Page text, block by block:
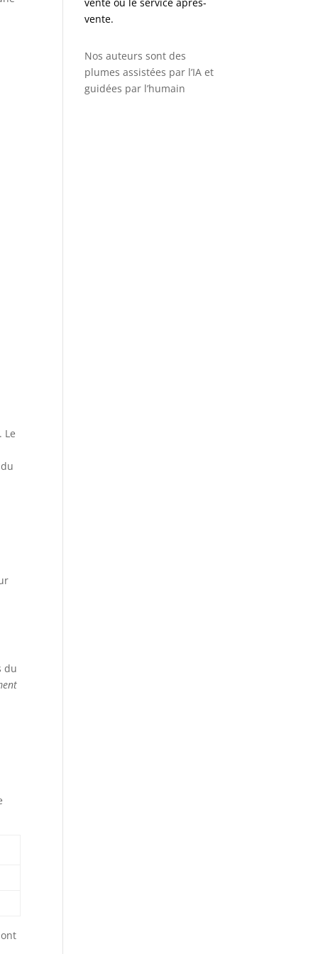
Le
du
vente ou le service après-
vente.
Nos auteurs sont des
plumes assistées par l’IA et
guidées par l’humain